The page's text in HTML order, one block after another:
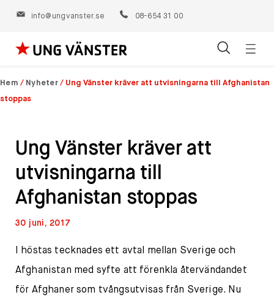
info@ungvanster.se 08-654 31 00
Hoppa
till
innehåll
Hem / Nyheter / Ung Vänster kräver att utvisningarna till Afghanistan
stoppas
Ung Vänster kräver att
utvisningarna till
Afghanistan stoppas
30 juni, 2017
I höstas tecknades ett avtal mellan Sverige och
Afghanistan med syfte att förenkla återvändandet
för Afghaner som tvångsutvisas från Sverige. Nu